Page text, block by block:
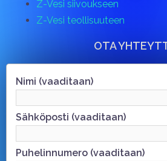
Z-Vesi siivoukseen
Z-Vesi teollisuuteen
OTA
Nimi (vaaditaan)
Sähköposti (vaaditaan)
Puhelinnumero (vaaditaan)